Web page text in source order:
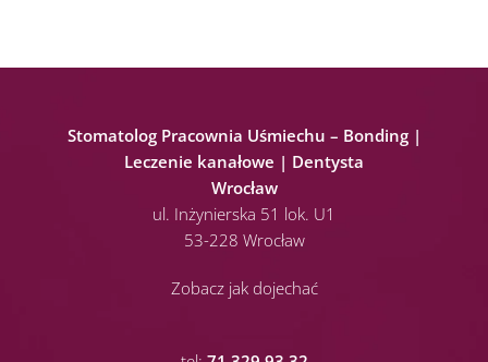
Stomatolog Pracownia Uśmiechu – Bonding |
Leczenie kanałowe | Dentysta
Wrocław
ul. Inżynierska 51 lok. U1
53-228 Wrocław
Zobacz jak dojechać